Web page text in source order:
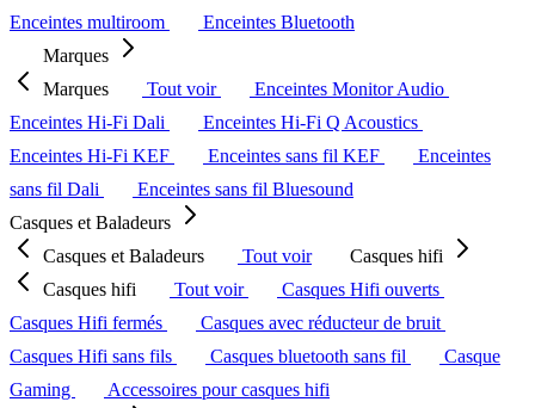
Enceintes multiroom
Enceintes Bluetooth
Marques
Marques
Tout voir
Enceintes Monitor Audio
Enceintes Hi-Fi Dali
Enceintes Hi-Fi Q Acoustics
Enceintes Hi-Fi KEF
Enceintes sans fil KEF
Enceintes
sans fil Dali
Enceintes sans fil Bluesound
Casques et Baladeurs
Casques et Baladeurs
Tout voir
Casques hifi
Casques hifi
Tout voir
Casques Hifi ouverts
Casques Hifi fermés
Casques avec réducteur de bruit
Casques Hifi sans fils
Casques bluetooth sans fil
Casque
Gaming
Accessoires pour casques hifi